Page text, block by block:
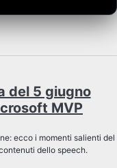
del 5 giugno
MVP
ecco i momenti salienti del
dello speech.